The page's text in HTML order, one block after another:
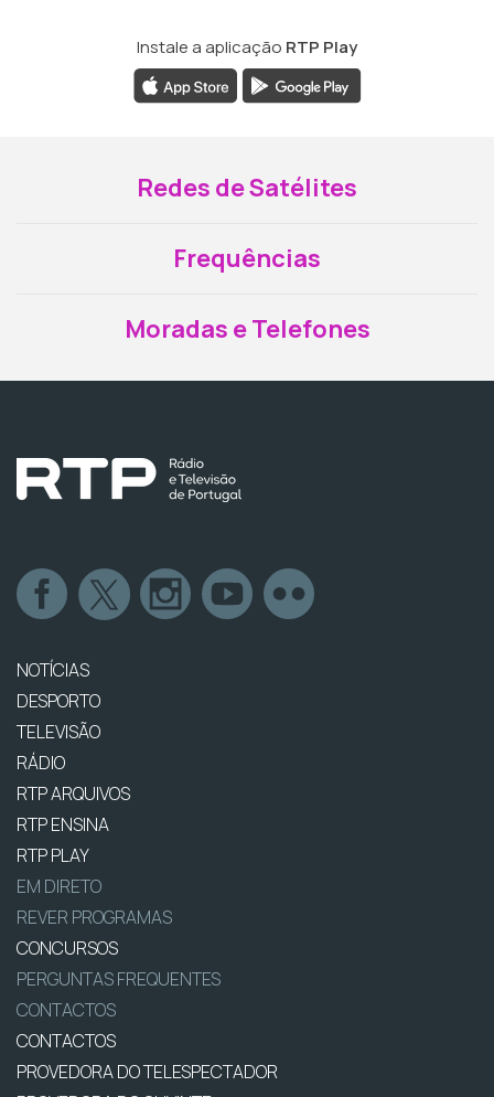
Instale a aplicação RTP Play
Redes de Satélites
Frequências
Moradas e Telefones
NOTÍCIAS
DESPORTO
TELEVISÃO
RÁDIO
RTP ARQUIVOS
RTP ENSINA
RTP PLAY
EM DIRETO
REVER PROGRAMAS
CONCURSOS
PERGUNTAS FREQUENTES
CONTACTOS
CONTACTOS
PROVEDORA DO TELESPECTADOR